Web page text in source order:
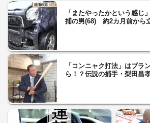
「またやったかという感じ
捕の男(68) 約2カ月前から
「コンニャク打法」はブラ
ら！？伝説の捕手・梨田昌